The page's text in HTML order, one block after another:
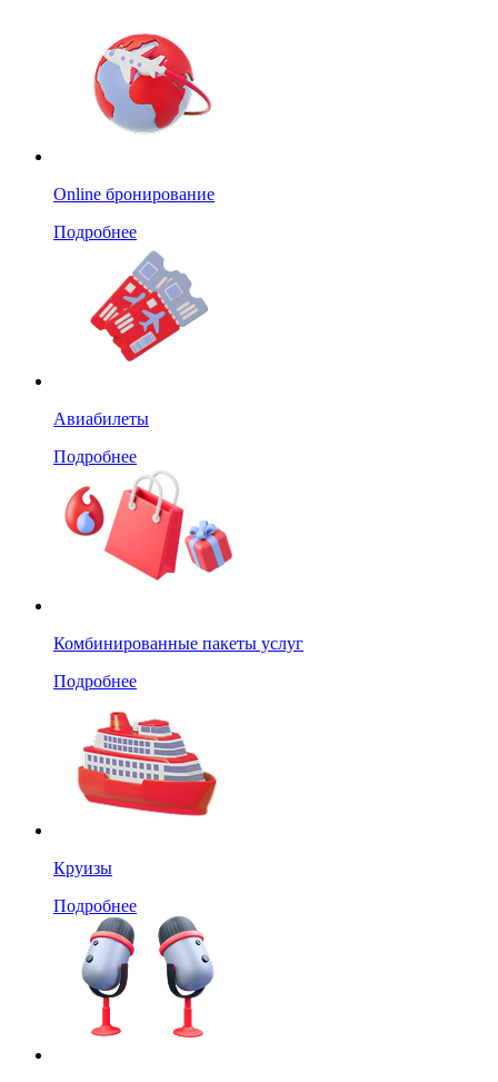
Online бронирование
Подробнее
Авиабилеты
Подробнее
Комбинированные пакеты услуг
Подробнее
Круизы
Подробнее